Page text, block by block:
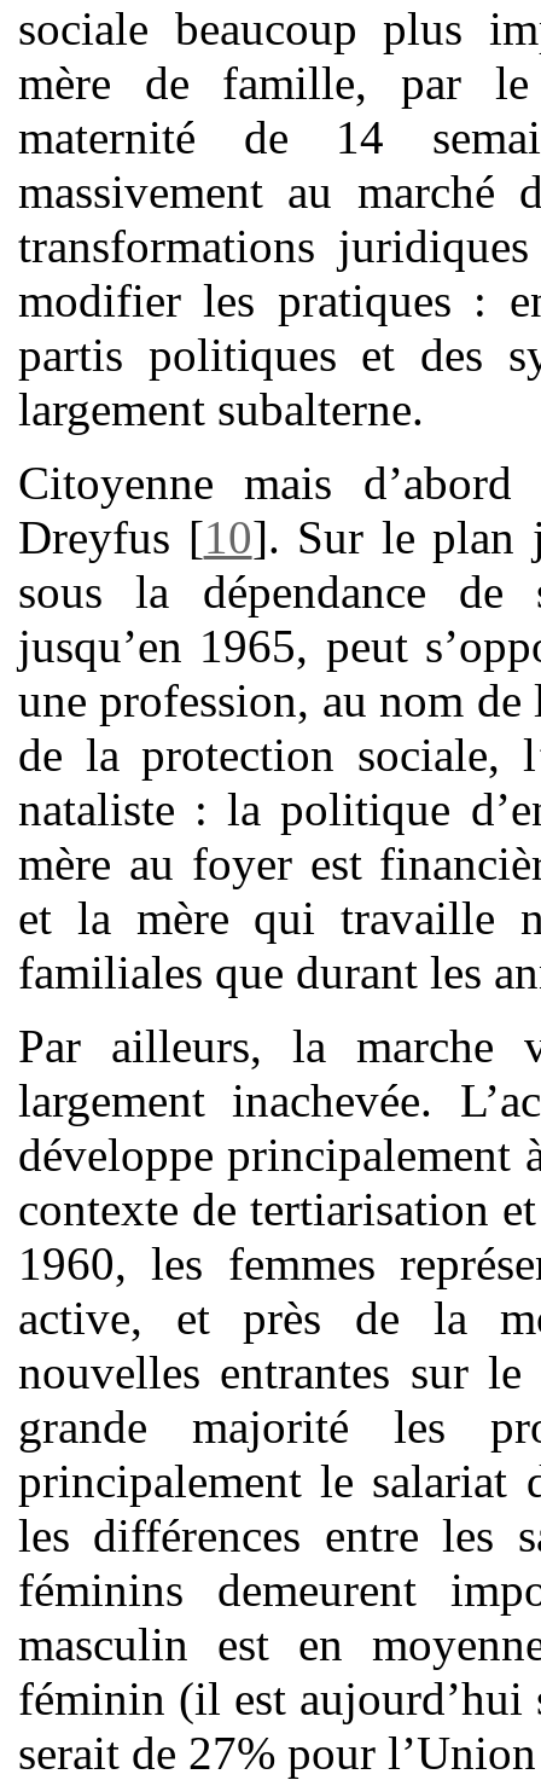
sociale beaucoup plus
mère de famille, par le
maternité de 14
massivement au marché
transformations
modifier les pratiques :
partis politiques et des
largement subalterne.
Citoyenne mais
Dreyfus [10]. Sur le plan
sous la dépendance
jusqu’en 1965, peut
une profession, au nom
de la protection sociale,
nataliste : la politique
mère au foyer est
et la mère qui travaille
familiales que durant les
Par ailleurs, la marche
largement inachevée.
développe principalement
contexte de tertiarisation
1960, les femmes
active, et près de la
nouvelles entrantes sur
grande majorité les
principalement le salariat
les différences entre les
féminins demeurent
masculin est en
féminin (il est aujourd’hui
serait de 27% pour